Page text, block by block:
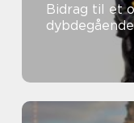
Bidrag til et